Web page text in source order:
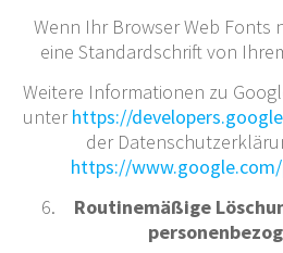
Wenn Ihr Browser Web Fonts
eine Standardschrift von
Weitere Informationen zu
unterhttps://
der
https://
Routinemäßige